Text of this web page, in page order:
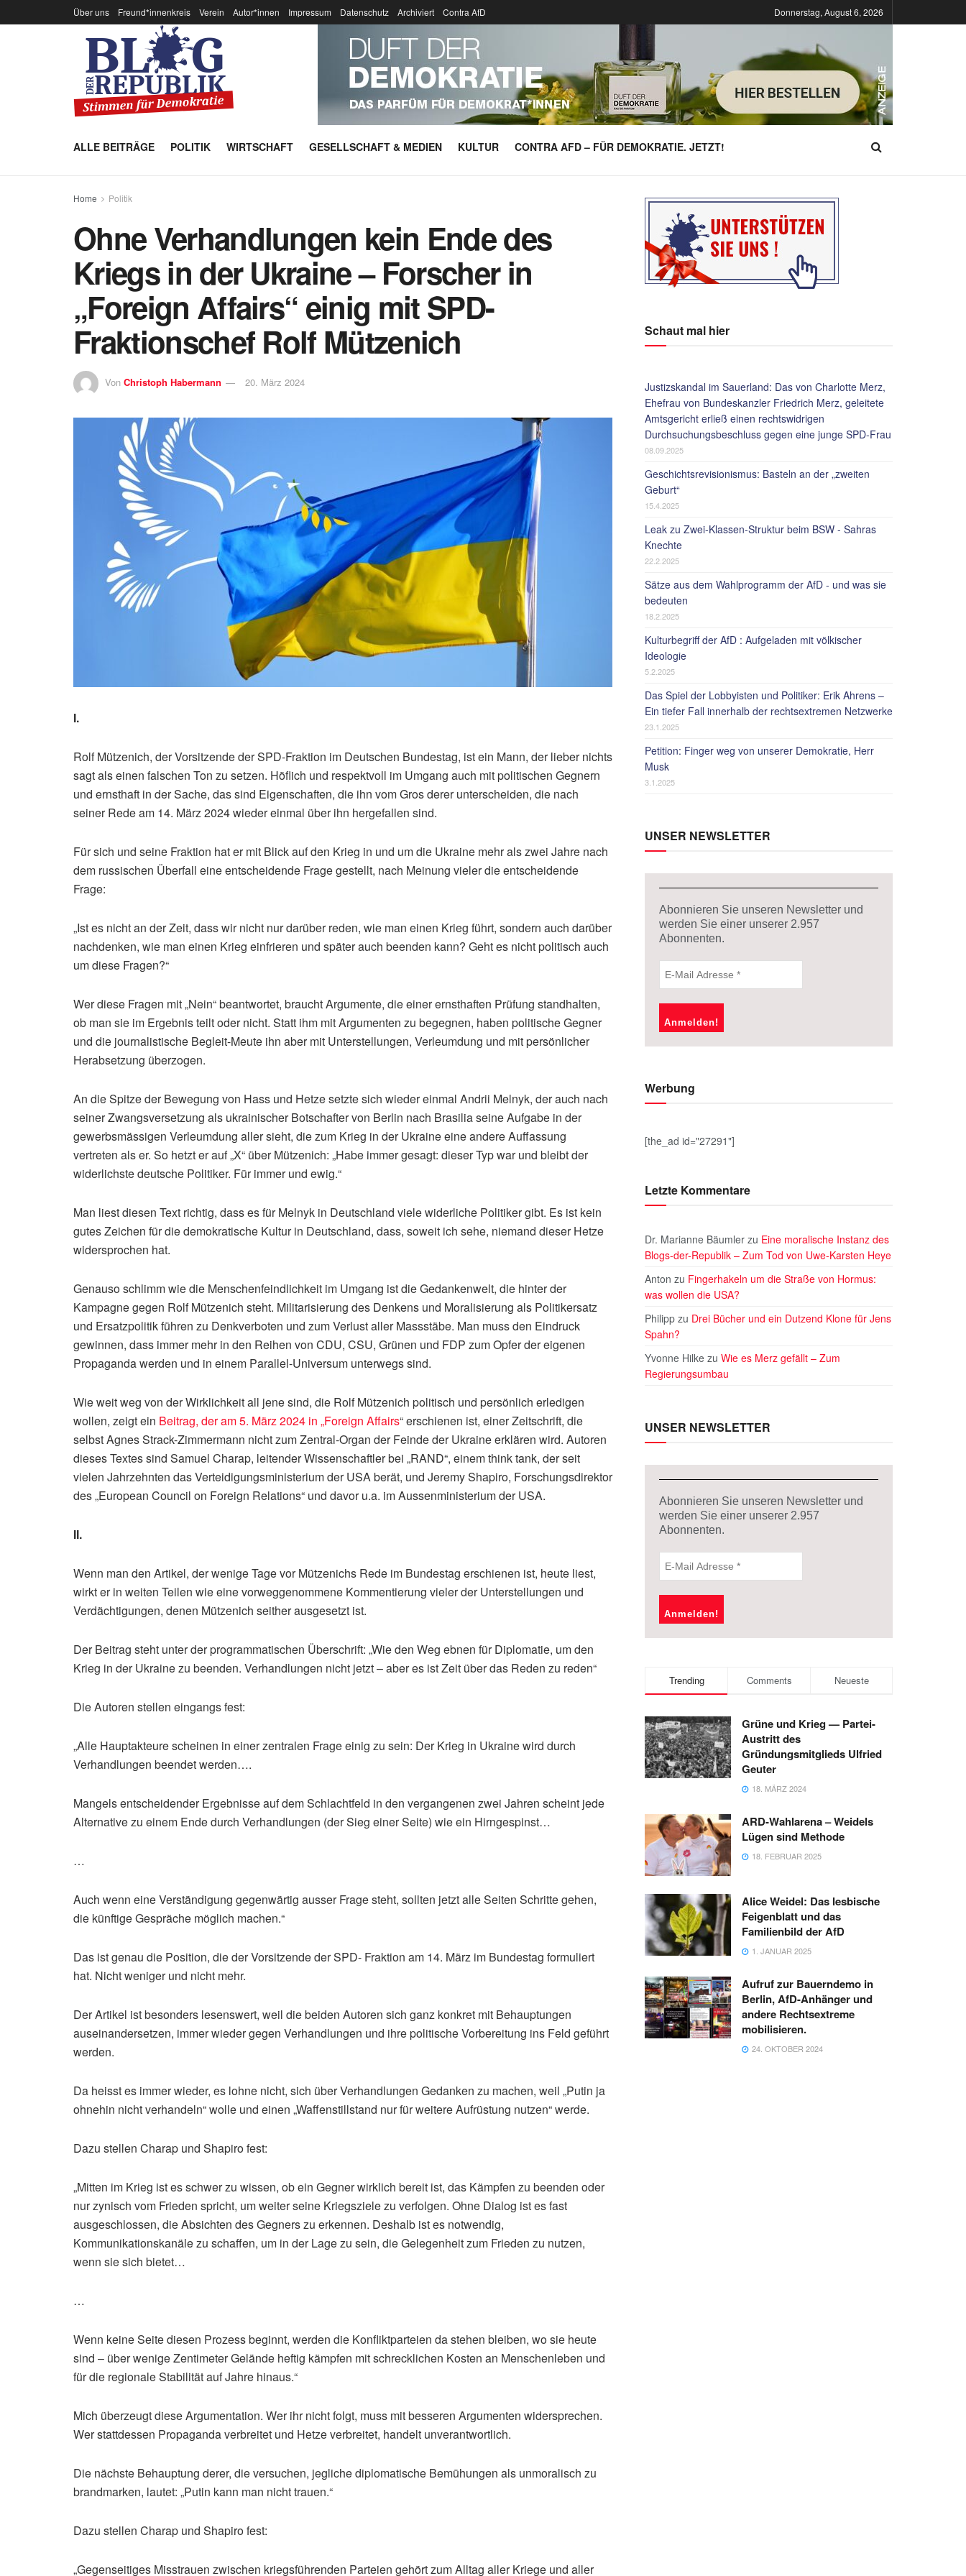
Über uns Freund*innenkreis Verein Autor*innen Impressum Datenschutz Archiviert Contra AfD Donnerstag, August 6, 2026
ALLE BEITRÄGE POLITIK WIRTSCHAFT GESELLSCHAFT & MEDIEN KULTUR CONTRA AFD – FÜR DEMOKRATIE. JETZT!
Home Politik
Ohne Verhandlungen kein Ende des
Kriegs in der Ukraine – Forscher in
„Foreign Affairs“ einig mit SPD-
Fraktionschef Rolf Mützenich
Von Christoph Habermann 20. März 2024
I.
Rolf Mützenich, der Vorsitzende der SPD-Fraktion im Deutschen Bundestag, ist ein Mann, der lieber nichts
sagt als einen falschen Ton zu setzen. Höflich und respektvoll im Umgang auch mit politischen Gegnern
und ernsthaft in der Sache, das sind Eigenschaften, die ihn vom Gros derer unterscheiden, die nach
seiner Rede am 14. März 2024 wieder einmal über ihn hergefallen sind.
Für sich und seine Fraktion hat er mit Blick auf den Krieg in und um die Ukraine mehr als zwei Jahre nach
dem russischen Überfall eine entscheidende Frage gestellt, nach Meinung vieler die entscheidende
Frage:
„Ist es nicht an der Zeit, dass wir nicht nur darüber reden, wie man einen Krieg führt, sondern auch darüber
nachdenken, wie man einen Krieg einfrieren und später auch beenden kann? Geht es nicht politisch auch
um diese Fragen?“
Wer diese Fragen mit „Nein“ beantwortet, braucht Argumente, die einer ernsthaften Prüfung standhalten,
ob man sie im Ergebnis teilt oder nicht. Statt ihm mit Argumenten zu begegnen, haben politische Gegner
und die journalistische Begleit-Meute ihn aber mit Unterstellungen, Verleumdung und mit persönlicher
Herabsetzung überzogen.
An die Spitze der Bewegung von Hass und Hetze setzte sich wieder einmal Andrii Melnyk, der auch nach
seiner Zwangsversetzung als ukrainischer Botschafter von Berlin nach Brasilia seine Aufgabe in der
gewerbsmässigen Verleumdung aller sieht, die zum Krieg in der Ukraine eine andere Auffassung
vertreten als er. So hetzt er auf „X“ über Mützenich: „Habe immer gesagt: dieser Typ war und bleibt der
widerlichste deutsche Politiker. Für immer und ewig.“
Man liest diesen Text richtig, dass es für Melnyk in Deutschland viele widerliche Politiker gibt. Es ist kein
gutes Zeichen für die demokratische Kultur in Deutschland, dass, soweit ich sehe, niemand dieser Hetze
widersprochen hat.
Genauso schlimm wie die Menschenfeindlichkeit im Umgang ist die Gedankenwelt, die hinter der
Kampagne gegen Rolf Mützenich steht. Militarisierung des Denkens und Moralisierung als Politikersatz
und Ersatzpolitik führen zu Denkverboten und zum Verlust aller Massstäbe. Man muss den Eindruck
gewinnen, dass immer mehr in den Reihen von CDU, CSU, Grünen und FDP zum Opfer der eigenen
Propaganda werden und in einem Parallel-Universum unterwegs sind.
Wie weit weg von der Wirklichkeit all jene sind, die Rolf Mützenich politisch und persönlich erledigen
wollen, zeigt ein Beitrag, der am 5. März 2024 in „Foreign Affairs“ erschienen ist, einer Zeitschrift, die
selbst Agnes Strack-Zimmermann nicht zum Zentral-Organ der Feinde der Ukraine erklären wird. Autoren
dieses Textes sind Samuel Charap, leitender Wissenschaftler bei „RAND“, einem think tank, der seit
vielen Jahrzehnten das Verteidigungsministerium der USA berät, und Jeremy Shapiro, Forschungsdirektor
des „European Council on Foreign Relations“ und davor u.a. im Aussenministerium der USA.
II.
Wenn man den Artikel, der wenige Tage vor Mützenichs Rede im Bundestag erschienen ist, heute liest,
wirkt er in weiten Teilen wie eine vorweggenommene Kommentierung vieler der Unterstellungen und
Verdächtigungen, denen Mützenich seither ausgesetzt ist.
Der Beitrag steht unter der programmatischen Überschrift: „Wie den Weg ebnen für Diplomatie, um den
Krieg in der Ukraine zu beenden. Verhandlungen nicht jetzt – aber es ist Zeit über das Reden zu reden“
Die Autoren stellen eingangs fest:
„Alle Hauptakteure scheinen in einer zentralen Frage einig zu sein: Der Krieg in Ukraine wird durch
Verhandlungen beendet werden….
Mangels entscheidender Ergebnisse auf dem Schlachtfeld in den vergangenen zwei Jahren scheint jede
Alternative zu einem Ende durch Verhandlungen (der Sieg einer Seite) wie ein Hirngespinst…
…
Auch wenn eine Verständigung gegenwärtig ausser Frage steht, sollten jetzt alle Seiten Schritte gehen,
die künftige Gespräche möglich machen.“
Das ist genau die Position, die der Vorsitzende der SPD- Fraktion am 14. März im Bundestag formuliert
hat. Nicht weniger und nicht mehr.
Der Artikel ist besonders lesenswert, weil die beiden Autoren sich ganz konkret mit Behauptungen
auseinandersetzen, immer wieder gegen Verhandlungen und ihre politische Vorbereitung ins Feld geführt
werden.
Da heisst es immer wieder, es lohne nicht, sich über Verhandlungen Gedanken zu machen, weil „Putin ja
ohnehin nicht verhandeln“ wolle und einen „Waffenstillstand nur für weitere Aufrüstung nutzen“ werde.
Dazu stellen Charap und Shapiro fest:
„Mitten im Krieg ist es schwer zu wissen, ob ein Gegner wirklich bereit ist, das Kämpfen zu beenden oder
nur zynisch vom Frieden spricht, um weiter seine Kriegsziele zu verfolgen. Ohne Dialog ist es fast
ausgeschlossen, die Absichten des Gegners zu erkennen. Deshalb ist es notwendig,
Kommunikationskanäle zu schaffen, um in der Lage zu sein, die Gelegenheit zum Frieden zu nutzen,
wenn sie sich bietet…
…
Wenn keine Seite diesen Prozess beginnt, werden die Konfliktparteien da stehen bleiben, wo sie heute
sind – über wenige Zentimeter Gelände heftig kämpfen mit schrecklichen Kosten an Menschenleben und
für die regionale Stabilität auf Jahre hinaus.“
Mich überzeugt diese Argumentation. Wer ihr nicht folgt, muss mit besseren Argumenten widersprechen.
Wer stattdessen Propaganda verbreitet und Hetze verbreitet, handelt unverantwortlich.
Die nächste Behauptung derer, die versuchen, jegliche diplomatische Bemühungen als unmoralisch zu
brandmarken, lautet: „Putin kann man nicht trauen.“
Dazu stellen Charap und Shapiro fest:
„Gegenseitiges Misstrauen zwischen kriegsführenden Parteien gehört zum Alltag aller Kriege und aller
Schaut mal hier
Justizskandal im Sauerland: Das von Charlotte Merz,
Ehefrau von Bundeskanzler Friedrich Merz, geleitete
Amtsgericht erließ einen rechtswidrigen
Durchsuchungsbeschluss gegen eine junge SPD-Frau
08.09.2025
Geschichtsrevisionismus: Basteln an der „zweiten
Geburt“
15.4.2025
Leak zu Zwei-Klassen-Struktur beim BSW - Sahras
Knechte
22.2.2025
Sätze aus dem Wahlprogramm der AfD - und was sie
bedeuten
18.2.2025
Kulturbegriff der AfD : Aufgeladen mit völkischer
Ideologie
5.2.2025
Das Spiel der Lobbyisten und Politiker: Erik Ahrens –
Ein tiefer Fall innerhalb der rechtsextremen Netzwerke
23.1.2025
Petition: Finger weg von unserer Demokratie, Herr
Musk
3.1.2025
UNSER NEWSLETTER
Abonnieren Sie unseren Newsletter und
werden Sie einer unserer 2.957
Abonnenten.
Werbung
[the_ad id="27291"]
Letzte Kommentare
Dr. Marianne Bäumler zu Eine moralische Instanz des
Blogs-der-Republik – Zum Tod von Uwe-Karsten Heye
Anton zu Fingerhakeln um die Straße von Hormus:
was wollen die USA?
Philipp zu Drei Bücher und ein Dutzend Klone für Jens
Spahn?
Yvonne Hilke zu Wie es Merz gefällt – Zum
Regierungsumbau
UNSER NEWSLETTER
Abonnieren Sie unseren Newsletter und
werden Sie einer unserer 2.957
Abonnenten.
Trending Comments Neueste
Grüne und Krieg — Partei-
Austritt des
Gründungsmitglieds Ulfried
Geuter
18. MÄRZ 2024
ARD-Wahlarena – Weidels
Lügen sind Methode
18. FEBRUAR 2025
Alice Weidel: Das lesbische
Feigenblatt und das
Familienbild der AfD
1. JANUAR 2025
Aufruf zur Bauerndemo in
Berlin, AfD-Anhänger und
andere Rechtsextreme
mobilisieren.
24. OKTOBER 2024